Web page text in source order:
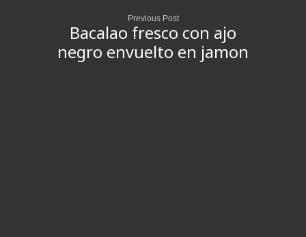
Previous Post
Bacalao fresco con ajo
negro envuelto en jamon